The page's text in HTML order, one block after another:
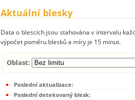
Aktuální blesky
Data o blescích jsou stahována v intervalu
výpočet poměru blesků a míry je 15 minut.
Oblast:
Poslední aktualizace:
Poslední detekovaný blesk: